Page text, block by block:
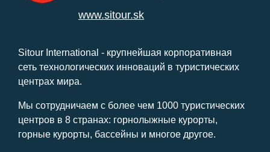
www.sitour.sk
Sitour International - крупнейшая корпоративная
сеть технологических инноваций в туристических
центрах мира.
Мы сотрудничаем с более чем 1000 туристических
центров в 8 странах: горнолыжные курорты,
горные курорты, бассейны и многое другое.